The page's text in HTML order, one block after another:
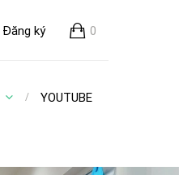
0
Đăng ký
YOUTUBE